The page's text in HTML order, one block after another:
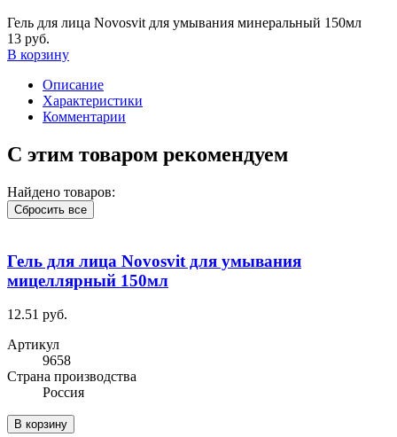
Гель для лица Novosvit для умывания минеральный 150мл
13 руб.
В корзину
Описание
Характеристики
Комментарии
С этим товаром рекомендуем
Найдено товаров:
Сбросить все
Гель для лица Novosvit для умывания
мицеллярный 150мл
12.51 руб.
Артикул
9658
Cтрана производства
Россия
В корзину